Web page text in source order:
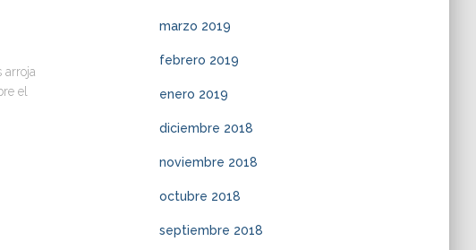
arroja
el
marzo 2019
febrero 2019
enero 2019
diciembre 2018
noviembre 2018
octubre 2018
septiembre 2018